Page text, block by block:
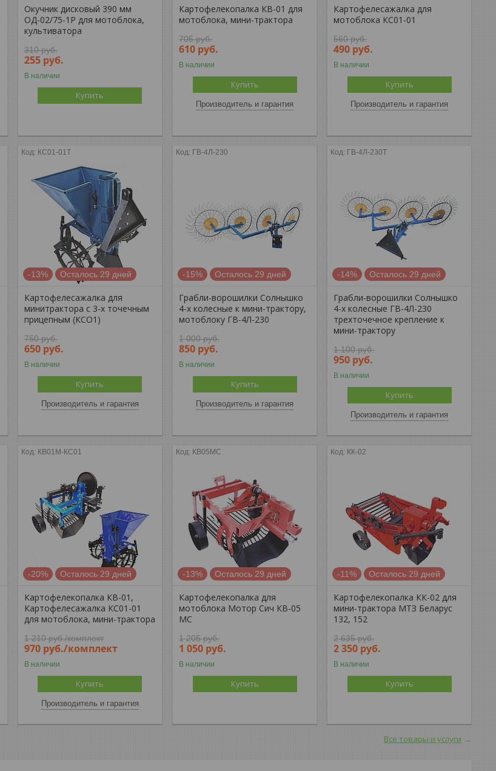
Окучник дисковый 390 мм
ОД-02/75-1Р для мотоблока,
культиватора
310руб.
255 руб.
В наличии
Купить
Картофелекопалка КВ-01 для
мотоблока, мини-трактора
705руб.
610 руб.
В наличии
Купить
Производитель и гарантия
Картофелесажалка для
мотоблока КС01-01
560руб.
490 руб.
В наличии
Купить
Производитель и гарантия
КС01-01Т
-13% Осталось 29 дней
Картофелесажалка для
минитрактора с 3-х точечным
прицепным (КСО1)
750руб.
650 руб.
В наличии
Купить
Производитель и гарантия
ГВ-4Л-230
-15% Осталось 29 дней
Грабли-ворошилки Солнышко
4-х колесные к мини-трактору,
мотоблоку ГВ-4Л-230
1 000руб.
850 руб.
В наличии
Купить
Производитель и гарантия
ГВ-4Л-230Т
-14% Осталось 29 дней
Грабли-ворошилки Солнышко
4-х колесные ГВ-4Л-230
трехточечное крепление к
мини-трактору
1 100руб.
950 руб.
В наличии
Купить
Производитель и гарантия
КВ01М-КС01
-20% Осталось 29 дней
Картофелекопалка КВ-01,
Картофелесажалка КС01-01
для мотоблока, мини-трактора
1 210руб./комплект
970 руб./комплект
В наличии
Купить
Производитель и гарантия
КВ05МС
-13% Осталось 29 дней
Картофелекопалка для
мотоблока Мотор Сич КВ-05
МС
1 205руб.
1 050 руб.
В наличии
Купить
КК-02
-11% Осталось 29 дней
Картофелекопалка КК-02 для
мини-трактора МТЗ Беларус
132, 152
2 635руб.
2 350 руб.
В наличии
Купить
Все товары и услуги